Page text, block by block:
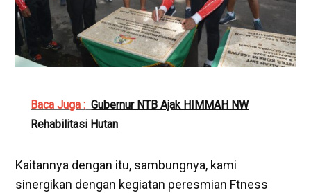
Baca Juga : Gubernur NTB Ajak HIMMAH NW
Rehabilitasi Hutan
Kaitannya dengan itu, sambungnya, kami
sinergikan dengan kegiatan peresmian Ftness